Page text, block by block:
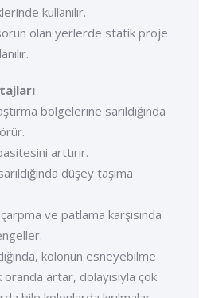
kullanılır.
olan yerlerde statik proje
bölgelerine sarıldığında
arttırır.
düşey taşıma
ve patlama karşısında
kolonun esneyebilme
artar, dolayısıyla çok